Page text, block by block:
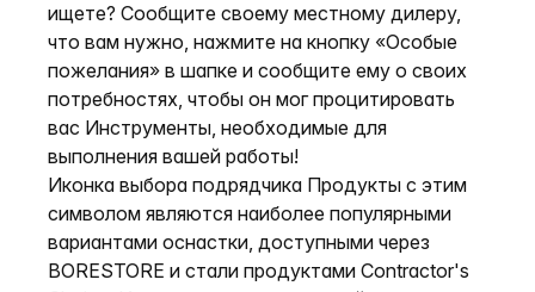
ищете? Сообщите своему местному дилеру,
что вам нужно, нажмите на кнопку «Особые
пожелания» в шапке и сообщите ему о своих
потребностях, чтобы он мог процитировать
вас Инструменты, необходимые для
выполнения вашей работы!
Иконка выбора подрядчика Продукты с этим
символом являются наиболее популярными
вариантами оснастки, доступными через
BORESTORE и стали продуктами Contractor's